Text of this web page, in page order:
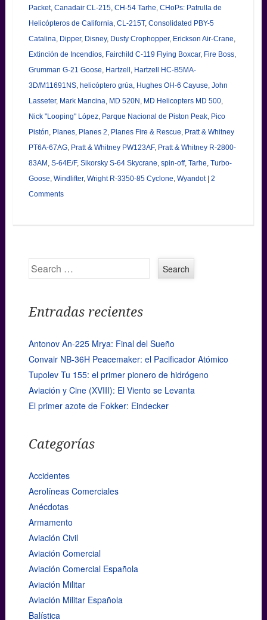
Packet, Canadair CL-215, CH-54 Tarhe CHoPs: Patrulla de
Helicópteros de California CL-215T, Consolidated PBY-5
Catalina Dipper, Disney, Dusty Crophopper, Erickson Air-Crane
Extinción de Incendios, Fairchild C-119 Flying Boxcar, Fire Boss,
Grumman G-21 Goose Hartzell Hartzell HC-B5MA-
3D/M11691NS, helicóptero grúa Hughes OH-6 Cayuse John
Lasseter, Mark Mancina MD 520N MD Helicopters MD 500,
Nick "Looping" López, Parque Nacional de Piston Peak, Pico
Pistón Planes, Planes 2 Planes Fire & Rescue Pratt & Whitney
PT6A-67AG, Pratt & Whitney PW123AF, Pratt & Whitney R-2800-
83AM S-64E/F, Sikorsky S-64 Skycrane spin-off, Tarhe Turbo-
Goose Windlifter, Wright R-3350-85 Cyclone Wyandot | 2
Comments
Search
Entradas recientes
Antonov An-225 Mrya: Final del Sueño
Convair NB-36H Peacemaker: el Pacificador Atómico
Tupolev Tu 155: el primer pionero de hidrógeno
Aviación y Cine (XVIII): El Viento se Levanta
El primer azote de Fokker: Eindecker
Categorías
Accidentes
Aerolíneas Comerciales
Anécdotas
Armamento
Aviación Civil
Aviación Comercial
Aviación Comercial Española
Aviación Militar
Aviación Militar Española
Balística